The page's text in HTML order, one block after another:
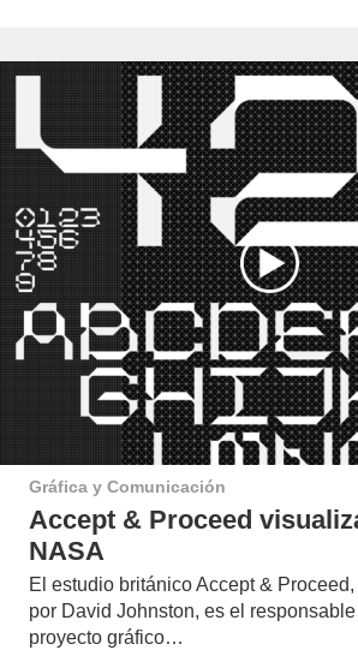
Gráfica y Comunicación
Accept & Proceed
NASA
El estudio británico Accept &
por David Johnston, es el
proyecto gráfico…